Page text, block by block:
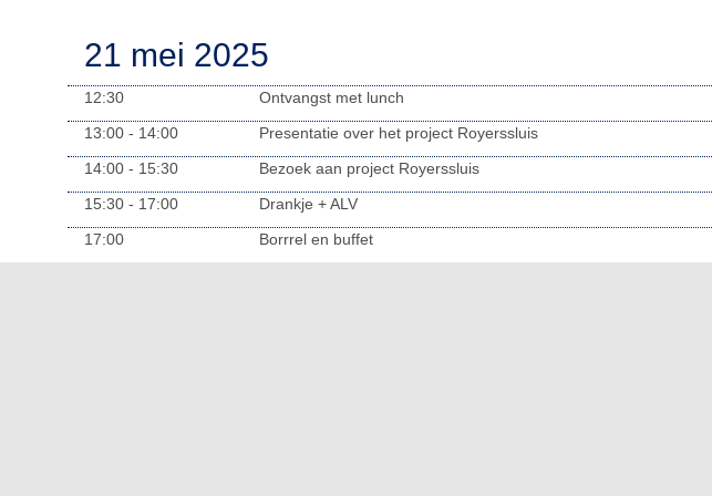
21 mei 2025
12:30
Ontvangst met lunch
13:00 - 14:00
Presentatie over het project Royerssluis
14:00 - 15:30
Bezoek aan project Royerssluis
15:30 - 17:00
Drankje + ALV
17:00
Borrrel en buffet